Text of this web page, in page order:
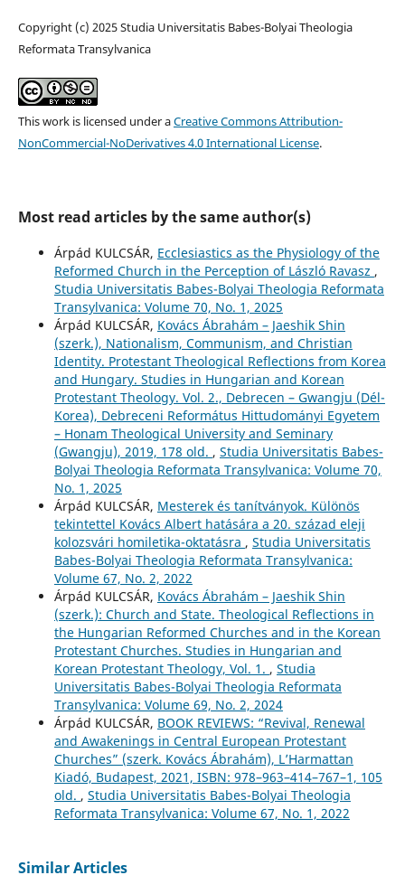
Copyright (c) 2025 Studia Universitatis Babes-Bolyai Theologia
Reformata Transylvanica
This work is licensed under aCreative Commons Attribution-
NonCommercial-NoDerivatives 4.0 International License.
Most read articles by the same author(s)
Árpád KULCSÁR, Ecclesiastics as the Physiology of the
Reformed Church in the Perception of László Ravasz ,
Studia Universitatis Babes-Bolyai Theologia Reformata
Transylvanica: Volume 70, No. 1, 2025
Árpád KULCSÁR, Kovács Ábrahám – Jaeshik Shin
(szerk.), Nationalism, Communism, and Christian
Identity. Protestant Theological Reflections from Korea
and Hungary. Studies in Hungarian and Korean
Protestant Theology. Vol. 2., Debrecen – Gwangju (Dél-
Korea), Debreceni Református Hittudományi Egyetem
– Honam Theological University and Seminary
(Gwangju), 2019, 178 old. , Studia Universitatis Babes-
Bolyai Theologia Reformata Transylvanica: Volume 70,
No. 1, 2025
Árpád KULCSÁR, Mesterek és tanítványok. Különös
tekintettel Kovács Albert hatására a 20. század eleji
kolozsvári homiletika-oktatásra , Studia Universitatis
Babes-Bolyai Theologia Reformata Transylvanica:
Volume 67, No. 2, 2022
Árpád KULCSÁR, Kovács Ábrahám – Jaeshik Shin
(szerk.): Church and State. Theological Reflections in
the Hungarian Reformed Churches and in the Korean
Protestant Churches. Studies in Hungarian and
Korean Protestant Theology, Vol. 1. , Studia
Universitatis Babes-Bolyai Theologia Reformata
Transylvanica: Volume 69, No. 2, 2024
Árpád KULCSÁR, BOOK REVIEWS: “Revival, Renewal
and Awakenings in Central European Protestant
Churches” (szerk. Kovács Ábrahám), L’Harmattan
Kiadó, Budapest, 2021, ISBN: 978–963–414–767–1, 105
old. , Studia Universitatis Babes-Bolyai Theologia
Reformata Transylvanica: Volume 67, No. 1, 2022
Similar Articles